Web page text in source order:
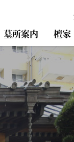
墓所案内 檀家